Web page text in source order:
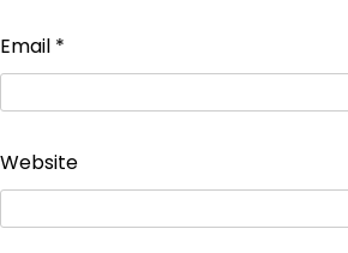
Email *
Website